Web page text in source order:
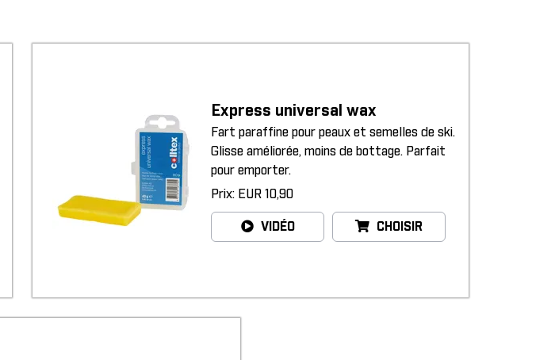
Express universal wax
Fart paraffine pour peaux et semelles de ski.
Glisse améliorée, moins de bottage. Parfait
pour emporter.
Prix: EUR 10,90
VIDÉO CHOISIR